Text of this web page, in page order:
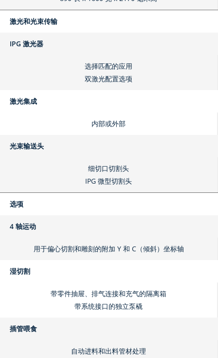
激光和光束传输
IPG 激光器
选择匹配的应用
双激光配置选项
激光集成
内部或外部
光束输送头
细切口切割头
IPG 微型切割头
选项
4 轴运动
用于偏心切割和雕刻的附加 Y 和 C（倾斜）坐标轴
湿切割
带零件抽屉、排气连接和充气的隔离箱
带系统接口的独立泵橇
插管喂食
自动进料和出料管材处理